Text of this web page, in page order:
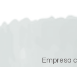
Empresa